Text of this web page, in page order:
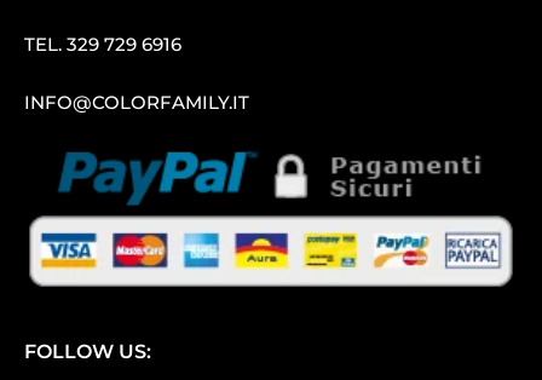
TEL. 329 729 6916
INFO@COLORFAMILY.IT
FOLLOW US: